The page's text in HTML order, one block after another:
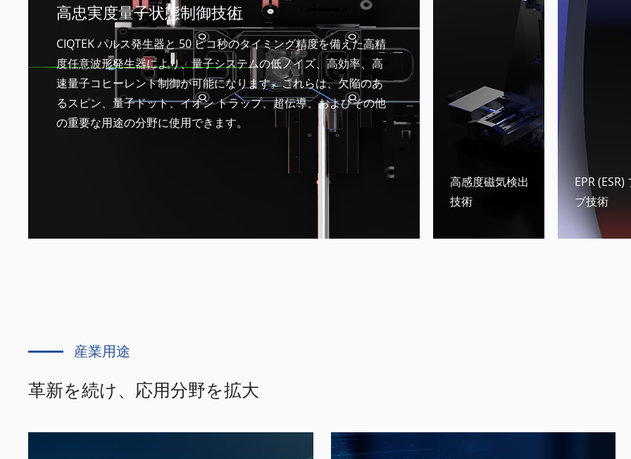
高忠実度量子状態制御技術
CIQTEK パルス発生器と 50 ピコ秒のタイミング精度を備えた高精
度任意波形発生器により、量子システムの低ノイズ、高効率、高
速量子コヒーレント制御が可能になります。これらは、欠陥のあ
るスピン、量子ドット、イオン トラップ、超伝導、およびその他
の重要な用途の分野に使用できます。
高感度磁気検出
技術
EPR (ESR)
ブ技術
産業用途
革新を続け、応用分野を拡大